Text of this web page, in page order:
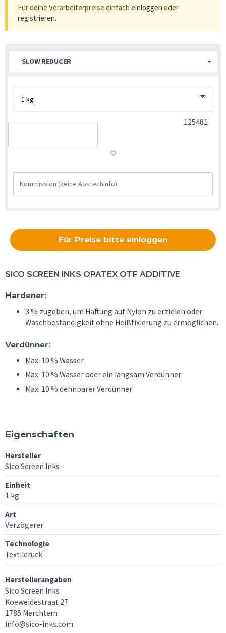
Für deine Verarbeiterpreise einfach einloggen oder
registrieren.
SLOW REDUCER
125481
Für Preise bitte einloggen
SICO SCREEN INKS OPATEX OTF ADDITIVE
Hardener:
3 % zugeben, um Haftung auf Nylon zu erzielen oder
Waschbeständigkeit ohne Heißfixierung zu ermöglichen.
Verdünner:
Max: 10 % Wasser
Max. 10 % Wasser oder ein langsam Verdünner
Max: 10 % dehnbarer Verdünner
Eigenschaften
Hersteller
Sico Screen Inks
Einheit
1 kg
Art
Verzögerer
Technologie
Textildruck
Herstellerangaben
Sico Screen Inks
Koeweidestraat 27
1785 Merchtem
info@sico-inks.com